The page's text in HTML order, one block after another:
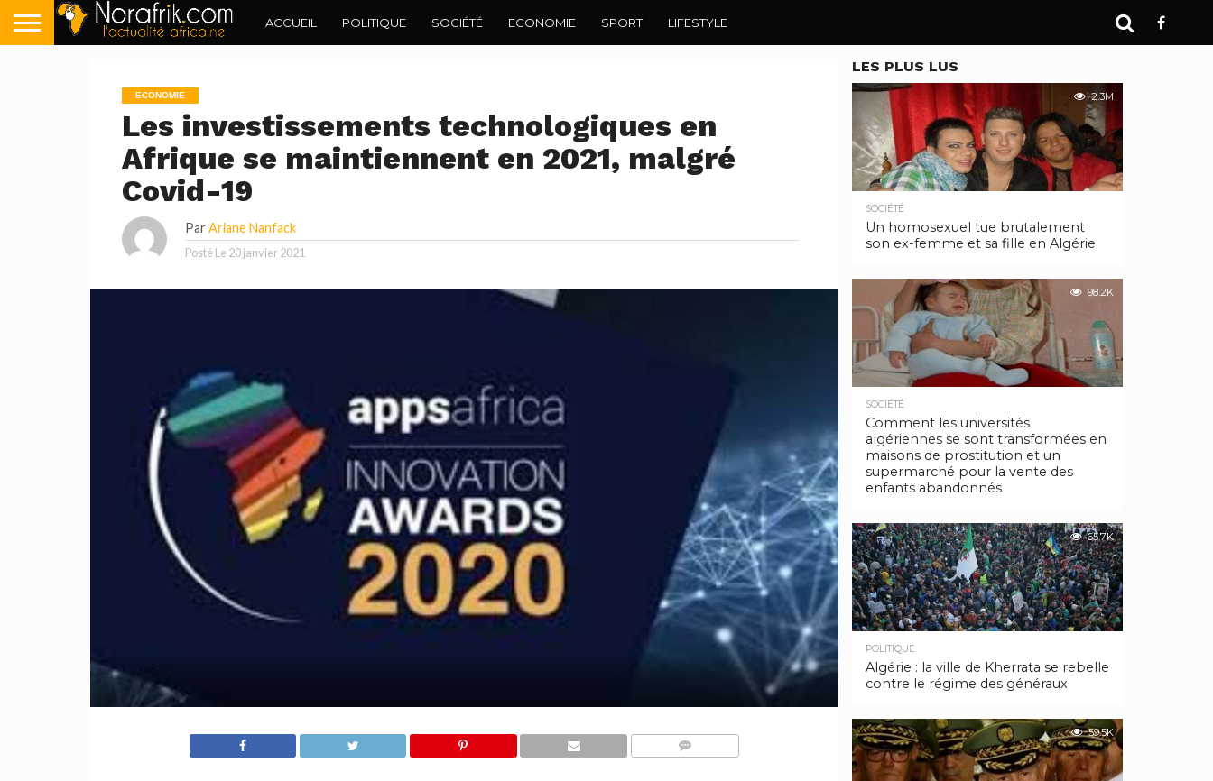
ACCUEIL POLITIQUE SOCIÉTÉ ECONOMIE SPORT LIFESTYLE
ECONOMIE
Les investissements technologiques en
Afrique se maintiennent en 2021, malgré
Covid-19
Par Ariane Nanfack
Posté Le 20 janvier 2021
LES PLUS LUS
2.3M
SOCIÉTÉ
Un homosexuel tue brutalement
son ex-femme et sa fille en Algérie
98.2K
SOCIÉTÉ
Comment les universités
algériennes se sont transformées en
maisons de prostitution et un
supermarché pour la vente des
enfants abandonnés
65.7K
POLITIQUE
Algérie : la ville de Kherrata se rebelle
contre le régime des généraux
59.5K